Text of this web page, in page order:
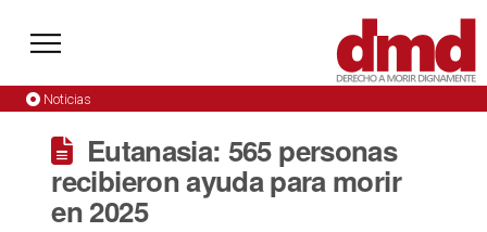
Noticias
Eutanasia: 565 personas
recibieron ayuda para morir
en 2025